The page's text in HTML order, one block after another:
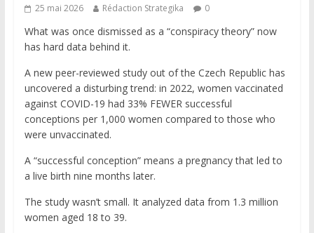
25 mai 2026 Rédaction Strategika 0
What was once dismissed as a “conspiracy theory” now
has hard data behind it.
A new peer-reviewed study out of the Czech Republic has
uncovered a disturbing trend: in 2022, women vaccinated
against COVID-19 had 33% FEWER successful
conceptions per 1,000 women compared to those who
were unvaccinated.
A “successful conception” means a pregnancy that led to
a live birth nine months later.
The study wasn’t small. It analyzed data from 1.3 million
women aged 18 to 39.